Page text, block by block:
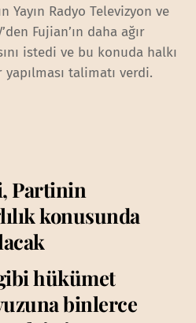
Yayın Radyo Televizyon ve
Fujian’ın daha ağır
istedi ve bu konuda halkı
talimatı verdi.
Partinin
konusunda
hükümet
binlerce